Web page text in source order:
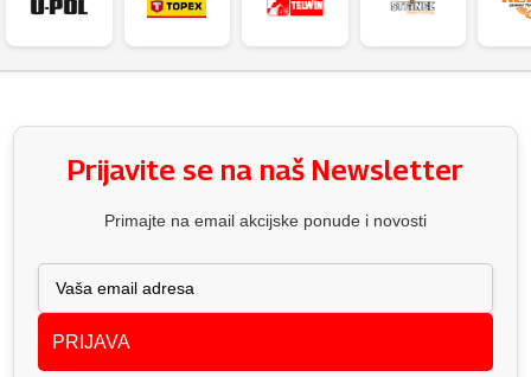
Prijavite se na naš Newsletter
Primajte na email akcijske ponude i novosti
PRIJAVA